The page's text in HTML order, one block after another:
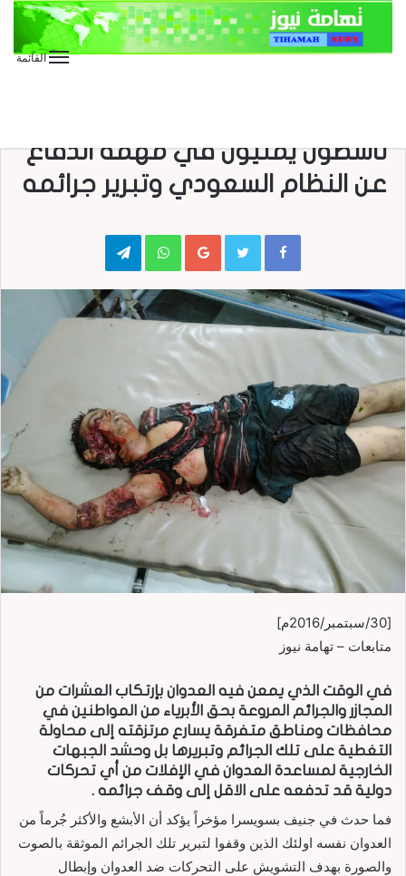
القائمة
ناشطون يمنيون في مهمة الدفاع
عن النظام السعودي وتبرير جرائمه
Google+
WhatsApp
Telegram
[30/سبتمبر/2016م]
متابعات – تهامة نيوز
في الوقت الذي يمعن فيه العدوان بإرتكاب العشرات من
المجازر والجرائم المروعة بحق الأبرياء من المواطنين في
محافظات ومناطق متفرقة يسارع مرتزقته إلى محاولة
التغطية على تلك الجرائم وتبريرها بل وحشد الجبهات
الخارجية لمساعدة العدوان في الإفلات من أي تحركات
دولية قد تدفعه على الاقل إلى وقف جرائمه .
فما حدث في جنيف بسويسرا مؤخراً يؤكد أن الأبشع والأكثر جُرماً من
العدوان نفسه اولئك الذين وقفوا لتبرير تلك الجرائم الموثقة بالصوت
والصورة بهدف التشويش على التحركات ضد العدوان وإبطال